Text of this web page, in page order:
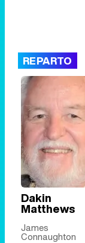
REPARTO
Dakin
Matthews
James
Connaughton